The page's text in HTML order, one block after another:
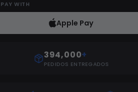
PAY WITH
Apple Pay
394,000+
PEDIDOS ENTREGADOS